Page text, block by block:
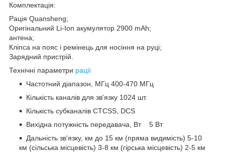
Комплектація:
Рація Quansheng;
Оригінальний Li-Ion акумулятор 2900 mAh;
антена;
Кліпса на пояс і ремінець для носіння на руці;
Зарядний пристрій.
Технічні параметри рації
Частотний діапазон, МГц 400-470 МГц
Кількість каналів для зв'язку 1024 шт.
Кількість субканалів CTCSS, DCS
Вихідна потужність передавача, Вт 5 Вт
Дальність зв'язку, км до 15 км (пряма видимість) 5-10
км (сільська місцевість) 3-8 км (гірська місцевість) 2-5 км